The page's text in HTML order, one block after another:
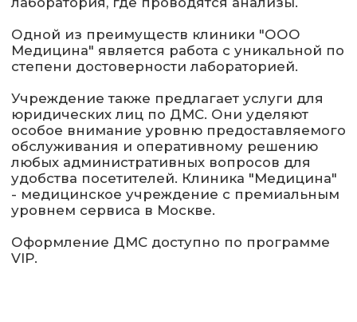
Оформление ДМС доступно по программе